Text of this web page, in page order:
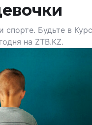
Будьте в
на ZTB.KZ.